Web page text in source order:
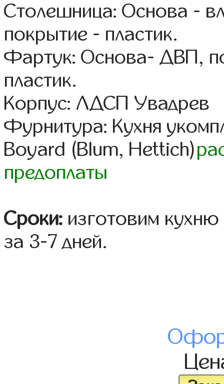
Столешница: Основа -
покрытие - пластик.
Фартук: Основа- ДВП,
пластик.
Корпус: ЛДСП Увадрев
Фурнитура: Кухня
Boyard (Blum, Hettich)
предоплаты
Сроки: изготовим
за 3-7 дней.